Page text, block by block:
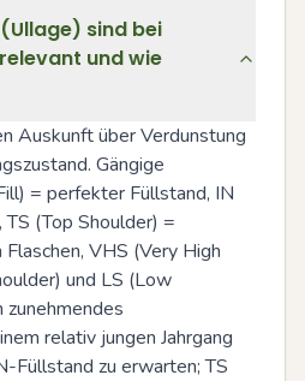
sind bei
und wie
Auskunft über Verdunstung
Gängige
= perfekter Füllstand, IN
(Top Shoulder) =
VHS (Very High
und LS (Low
zunehmendes
relativ jungen Jahrgang
Füllstand zu erwarten; TS